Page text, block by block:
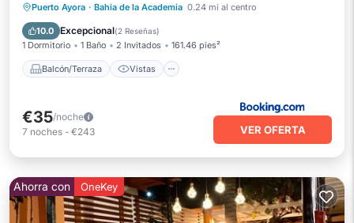
Puerto Ayora · Bahia de la Academia 0.24 mi al centro
10.0 Excepcional(2 Reseñas)
1 Dormitorio 1 Baño 2 Invitados 161.46 pies²
Balcón/Terraza Vistas
Balcón/Terraza Vistas
Cocina
Internet
€35/noche
7 noches - €243 VER OFERTA
Ahorra con OneKey